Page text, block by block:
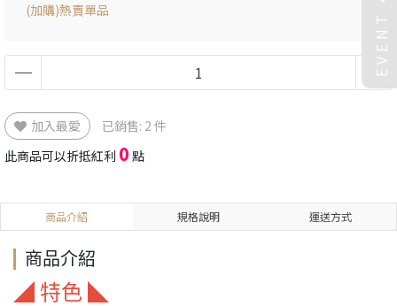
(加購)熱賣單品
加入最愛
已銷售: 2 件
此商品可以折抵紅利 0 點
商品介紹 規格說明 運送方式
商品介紹
◢ 特色 ◣
EVENT